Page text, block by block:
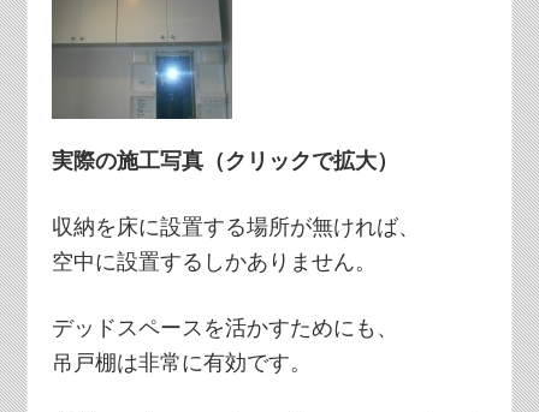
実際の施工写真（クリックで拡大）
収納を床に設置する場所が無ければ、
空中に設置するしかありません。
デッドスペースを活かすためにも、
吊戸棚は非常に有効です。